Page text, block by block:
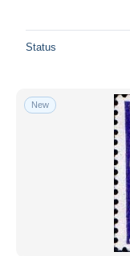
Status
New